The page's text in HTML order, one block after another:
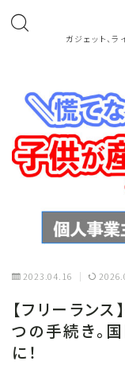
ガジェット、
ホーム
About
note
カテゴリ一覧
2023.04.16
【フリーラン
つの手続き。
に！